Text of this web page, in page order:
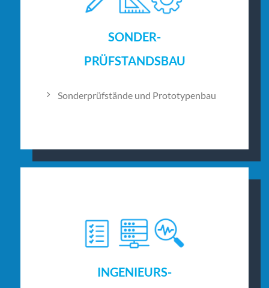
SONDER-
PRÜFSTANDSBAU
Sonderprüfstände und Prototypenbau
INGENIEURS-